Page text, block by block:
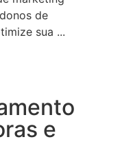
de
sua ...
e